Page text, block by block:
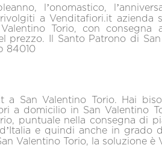
l’onomastico,
a Venditafiori.it azienda
Torio, con
prezzo. Il Santo Patrono di
84010
a San Valentino Torio. Hai
a domicilio in San Valentino
puntuale nella consegna di
e quindi anche in grado
Valentino Torio, la soluzione è